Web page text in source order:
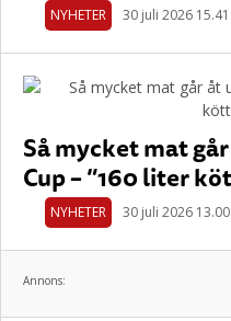
NYHETER 30 juli 2026 15.41
Så mycket mat
Cup – ”160 liter
NYHETER 30 juli 2026 13.00
Annons: